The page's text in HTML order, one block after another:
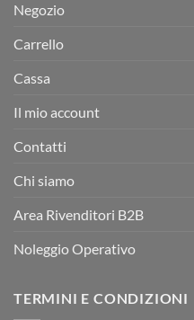
Negozio
Carrello
Cassa
Il mio account
Contatti
Chi siamo
Area Rivenditori B2B
Noleggio Operativo
TERMINI E CONDIZIONI